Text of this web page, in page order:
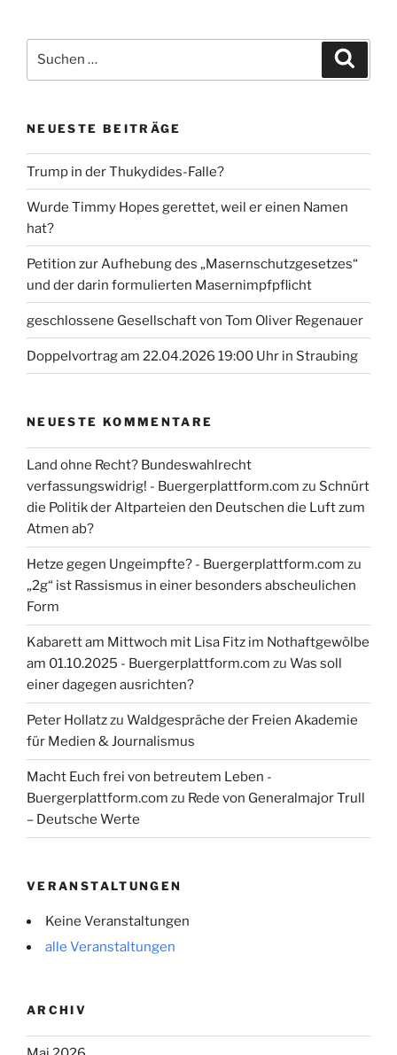
nach:
NEUESTE BEITRÄGE
Trump in der Thukydides-Falle?
Wurde Timmy Hopes gerettet, weil er einen Namen
hat?
Petition zur Aufhebung des „Masernschutzgesetzes“
und der darin formulierten Masernimpfpflicht
geschlossene Gesellschaft von Tom Oliver Regenauer
Doppelvortrag am 22.04.2026 19:00 Uhr in Straubing
NEUESTE KOMMENTARE
Land ohne Recht? Bundeswahlrecht
verfassungswidrig! - Buergerplattform.com zu Schnürt
die Politik der Altparteien den Deutschen die Luft zum
Atmen ab?
Hetze gegen Ungeimpfte? - Buergerplattform.com zu
„2g“ ist Rassismus in einer besonders abscheulichen
Form
Kabarett am Mittwoch mit Lisa Fitz im Nothaftgewölbe
am 01.10.2025 - Buergerplattform.com zu Was soll
einer dagegen ausrichten?
Peter Hollatzzu Waldgespräche der Freien Akademie
für Medien & Journalismus
Macht Euch frei von betreutem Leben -
Buergerplattform.com zu Rede von Generalmajor Trull
– Deutsche Werte
VERANSTALTUNGEN
Keine Veranstaltungen
alle Veranstaltungen
ARCHIV